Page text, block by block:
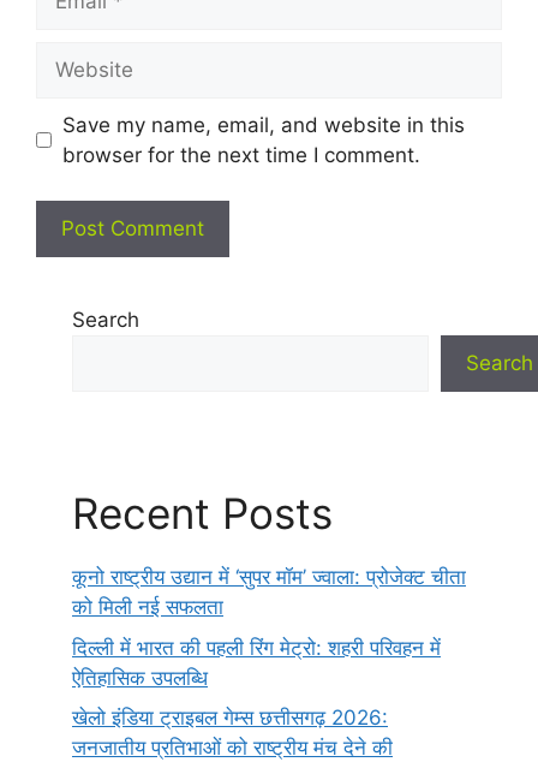
Save my name, email, and website in this
browser for the next time I comment.
Search
Search
Recent Posts
कूनो राष्ट्रीय उद्यान में ‘सुपर मॉम’ ज्वाला: प्रोजेक्ट चीता
को मिली नई सफलता
दिल्ली में भारत की पहली रिंग मेट्रो: शहरी परिवहन में
ऐतिहासिक उपलब्धि
खेलो इंडिया ट्राइबल गेम्स छत्तीसगढ़ 2026:
जनजातीय प्रतिभाओं को राष्ट्रीय मंच देने की